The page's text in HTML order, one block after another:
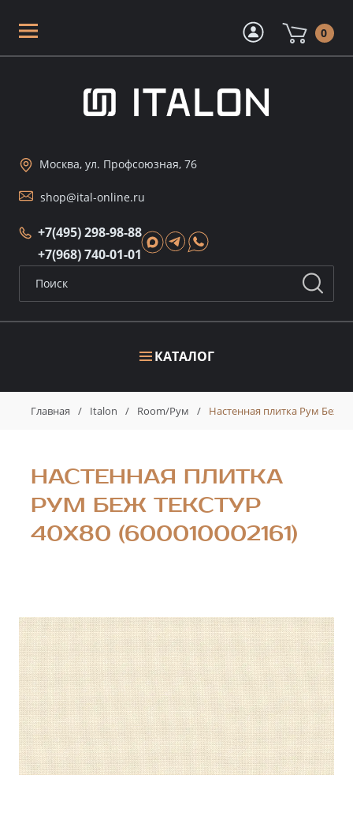
0
КАТАЛОГ
Москва, ул. Профсоюзная, 76
shop@ital-online.ru
+7(495) 298-98-88
+7(968) 740-01-01
Главная / Italon / Room/Рум / Настенная плитка Рум Беж
НАСТЕННАЯ ПЛИТКА
РУМ БЕЖ ТЕКСТУР
40X80 (600010002161)